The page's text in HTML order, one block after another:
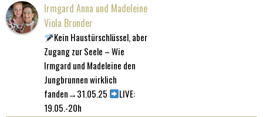
Irmgard Anna und Madeleine
Viola Bronder
Kein Haustürschlüssel, aber
Zugang zur Seele – Wie
Irmgard und Madeleine den
Jungbrunnen wirklich
fanden→31.05.25
LIVE:
19.05.-20h